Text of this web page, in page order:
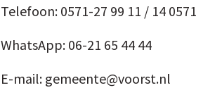
Telefoon: 0571-27 99 11 / 14 0571
WhatsApp: 06-21 65 44 44
E-mail: gemeente@voorst.nl